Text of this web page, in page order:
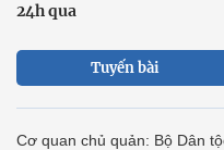
24h qua
Tuyến bài
Cơ quan chủ quản: Bộ Dân